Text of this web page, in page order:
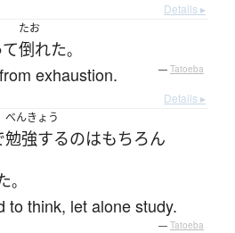
Details ▸
たお
倒れた。
exhaustion. — Tatoeba
Details ▸
べんきょう
勉強するのはもちろん
。
to think, let alone study.
— Tatoeba